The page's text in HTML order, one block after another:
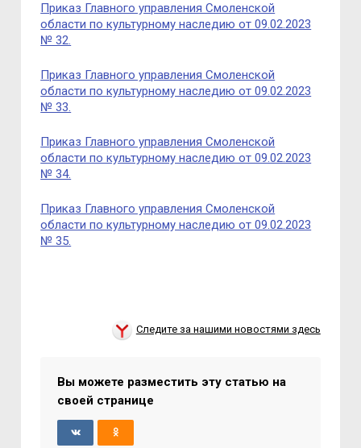
Приказ Главного управления Смоленской
области по культурному наследию от 09.02.2023
№ 32.
Приказ Главного управления Смоленской
области по культурному наследию от 09.02.2023
№ 33.
Приказ Главного управления Смоленской
области по культурному наследию от 09.02.2023
№ 34.
Приказ Главного управления Смоленской
области по культурному наследию от 09.02.2023
№ 35.
Следите за нашими новостями здесь
Вы можете разместить эту статью на
своей странице